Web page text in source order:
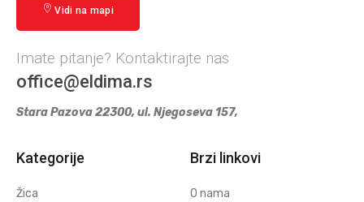
Vidi na mapi
Imate pitanje? Kontaktirajte nas
office@eldima.rs
Stara Pazova 22300, ul. Njegoseva 157,
Kategorije
Žica
Brzi linkovi
O nama